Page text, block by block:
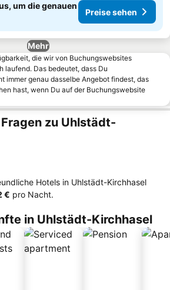
um die genauen
Preise sehen
Mehr
die wir von Buchungswebsites
laufend. Das bedeutet, dass Du
immer genau dasselbe Angebot findest, das
hast, wenn Du auf der Buchungswebsite
zu Uhlstädt-
Hotels in Uhlstädt-Kirchhasel
€ pro Nacht.
in Uhlstädt-Kirchhasel